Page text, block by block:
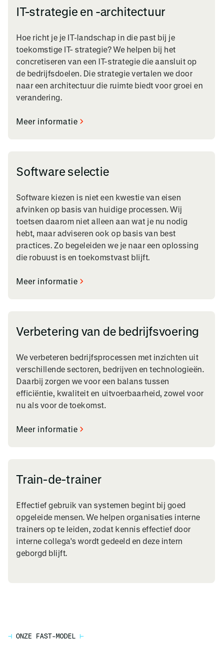
IT-strategie en -architectuur
Hoe richt je je IT‑landschap in die past bij je
toekomstige IT- strategie? We helpen bij het
concretiseren van een IT-strategie die aansluit op
de bedrijfsdoelen. Die strategie vertalen we door
naar een architectuur die ruimte biedt voor groei en
verandering.
Meer informatie
Software selectie
Software kiezen is niet een kwestie van eisen
afvinken op basis van huidige processen. Wij
toetsen daarom niet alleen aan wat je nu nodig
hebt, maar adviseren ook op basis van best
practices. Zo begeleiden we je naar een oplossing
die robuust is en toekomstvast blijft.
Meer informatie
Verbetering van de bedrijfsvoering
We verbeteren bedrijfsprocessen met inzichten uit
verschillende sectoren, bedrijven en technologieën.
Daarbij zorgen we voor een balans tussen
efficiëntie, kwaliteit en uitvoerbaarheid, zowel voor
nu als voor de toekomst.
Meer informatie
Train-de-trainer
Effectief gebruik van systemen begint bij goed
opgeleide mensen. We helpen organisaties interne
trainers op te leiden, zodat kennis effectief door
interne collega's wordt gedeeld en deze intern
geborgd blijft.
⊣ ONZE FAST-MODEL ⊢